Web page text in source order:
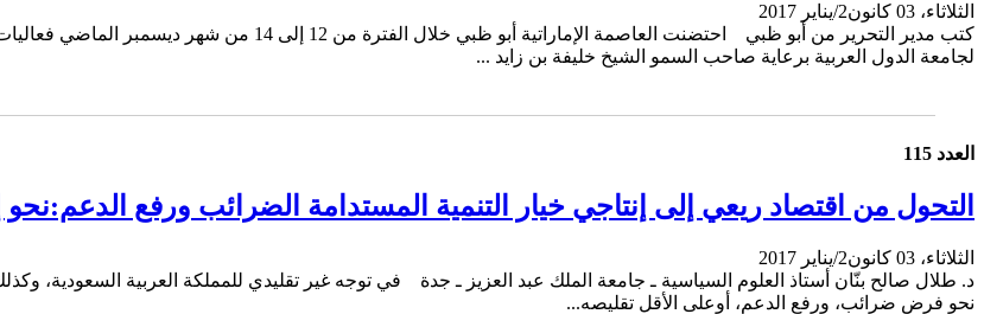
الثلاثاء، 03 كانون2/يناير 2017
لجامعة الدول العربية برعاية صاحب السمو الشيخ خليفة بن زايد ...
العدد 115
التحول من اقتصاد ريعي إلى إنتاجي خيار التنمية المستدامة الضرائب ورفع الدعم:نحو
الثلاثاء، 03 كانون2/يناير 2017
د. طلال صالح بنّان أستاذ العلوم السياسية ـ جامعة الملك عبد العزيز ـ جدة في توجه غير تقليدي للمملكة العربية السعودية،
نحو فرض ضرائب، ورفع الدعم، أوعلى الأقل تقليصه...